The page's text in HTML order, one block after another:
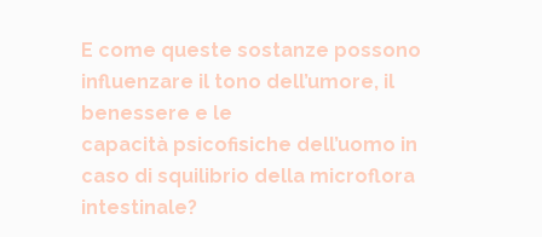
E come queste sostanze possono
influenzare il tono dell’umore, il
benessere e le
capacità psicofisiche dell’uomo in
caso di squilibrio della microflora
intestinale?